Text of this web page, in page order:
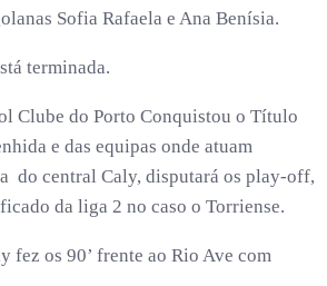
Sofia Rafaela e Ana Benísia.
terminada.
Clube do Porto Conquistou o Título
e das equipas onde atuam
do central Caly, disputará os play-off,
da liga 2 no caso o Torriense.
fez os 90’ frente ao Rio Ave com